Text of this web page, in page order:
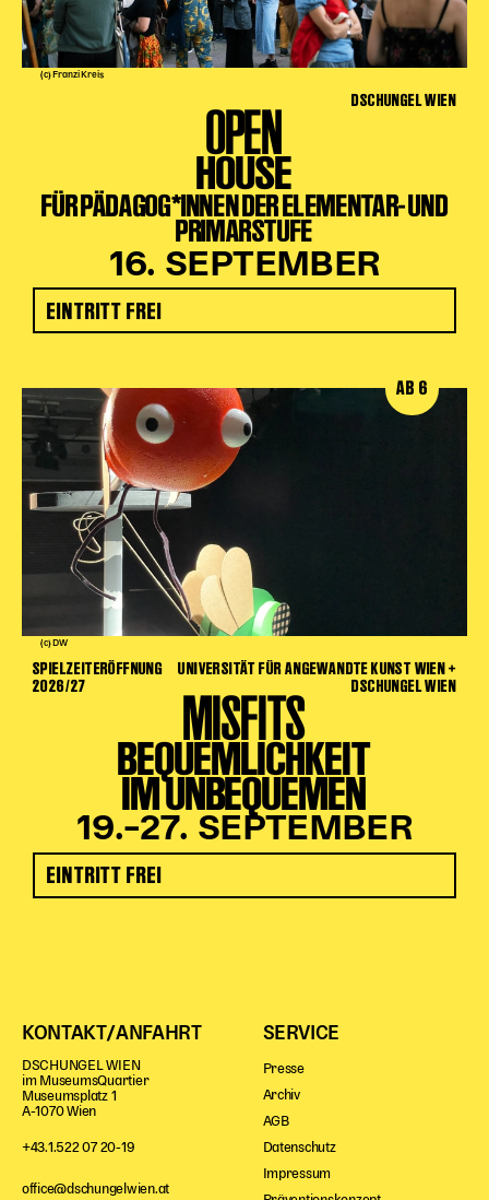
(c) Franzi Kreis
DSCHUNGEL WIEN
OPEN
HOUSE
FÜR PÄDAGOG*INNEN DER ELEMENTAR- UND
PRIMARSTUFE
16. SEPTEMBER
EINTRITT FREI
(c) DW
AB 6
SPIELZEITERÖFFNUNG
2026/27
UNIVERSITÄT FÜR ANGEWANDTE KUNST WIEN +
DSCHUNGEL WIEN
MISFITS
BEQUEMLICHKEIT
IM UNBEQUEMEN
19.–27. SEPTEMBER
EINTRITT FREI
KONTAKT/ANFAHRT
DSCHUNGEL WIEN
im MuseumsQuartier
Museumsplatz 1
A-1070 Wien
+43.1.522 07 20-19
office@dschungelwien.at
SERVICE
Presse
Archiv
AGB
Datenschutz
Impressum